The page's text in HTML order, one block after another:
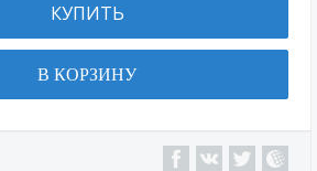
КУПИТЬ
В КОРЗИНУ